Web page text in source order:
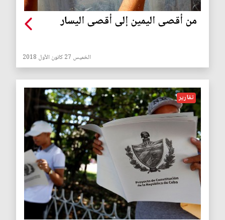
من أقصى اليمين إلى أقصى اليسار
الخميس 27 كانون الأول 2018
تقارير